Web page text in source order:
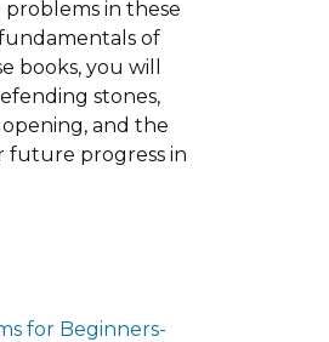
problems in these
of
books, you will
stones,
and the
future progress in
for Beginners-